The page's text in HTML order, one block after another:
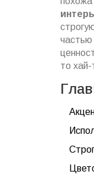
частью
то